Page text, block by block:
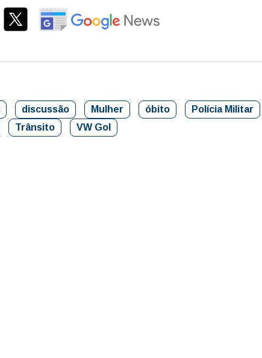
discussão Mulher óbito
Polícia Militar
Trânsito VW Gol